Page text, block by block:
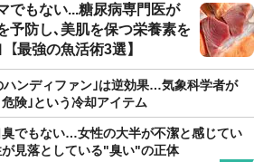
でもない...糖尿病専門医が
予防し､美肌を保つ栄養素を
最強の魚活術3選】
ハンディファン｣は逆効果…気象科学者が
険｣という冷却アイテム
でもない…女性の大半が不潔と感じてい
見落としている"臭い"の正体